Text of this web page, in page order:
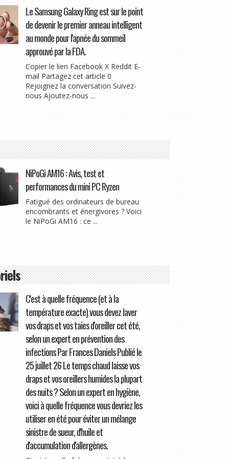
Le Samsung Galaxy Ring est sur le point
de devenir le premier anneau intelligent
au monde pour l'apnée du sommeil
approuvé par la FDA.
Copier le lien Facebook X Reddit E-
mail Partagez cet article 0
Rejoignez la conversation Suivez-
nous Ajoutez-nous ...
NiPoGi AM16 : Avis, test et
performances du mini PC Ryzen
Fatigué des ordinateurs de bureau
encombrants et énergivores ? Voici
le NiPoGi AM16 : ce ...
C'est à quelle fréquence (et à la
température exacte) vous devez laver
vos draps et vos taies d'oreiller cet été,
selon un expert en prévention des
infections Par Frances Daniels Publié le
25 juillet 26 Le temps chaud laisse vos
draps et vos oreillers humides la plupart
des nuits ? Selon un expert en hygiène,
voici à quelle fréquence vous devriez les
utiliser en été pour éviter un mélange
sinistre de sueur, d'huile et
d'accumulation d'allergènes.